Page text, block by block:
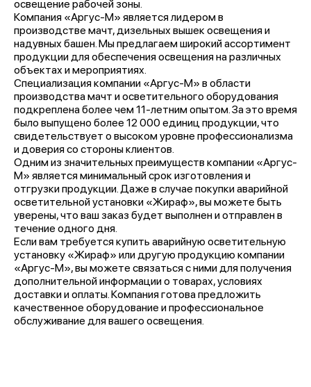
освещение рабочей зоны.
Компания «Аргус-М» является лидером в
производстве мачт, дизельных вышек освещения и
надувных башен. Мы предлагаем широкий ассортимент
продукции для обеспечения освещения на различных
объектах и мероприятиях.
Специализация компании «Аргус-М» в области
производства мачт и осветительного оборудования
подкреплена более чем 11-летним опытом. За это время
было выпущено более 12 000 единиц продукции, что
свидетельствует о высоком уровне профессионализма
и доверия со стороны клиентов.
Одним из значительных преимуществ компании «Аргус-
М» является минимальный срок изготовления и
отгрузки продукции. Даже в случае покупки аварийной
осветительной установки «Жираф», вы можете быть
уверены, что ваш заказ будет выполнен и отправлен в
течение одного дня.
Если вам требуется купить аварийную осветительную
установку «Жираф» или другую продукцию компании
«Аргус-М», вы можете связаться с ними для получения
дополнительной информации о товарах, условиях
доставки и оплаты. Компания готова предложить
качественное оборудование и профессиональное
обслуживание для вашего освещения.